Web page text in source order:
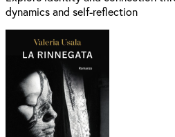
dynamics and self-reflection